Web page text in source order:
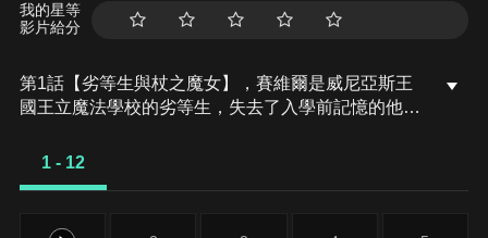
我的星等
影片給分
第1話【劣等生與杖之魔女】，賽維爾是威尼亞斯王
國王立魔法學校的劣等生，失去了入學前記憶的他過
喚，命令他去參加一個「在有魔女狩獵的地區推廣魔
地點的黎明之魔女蘿．克莉斯塔絲一起踏上了旅
1 - 12